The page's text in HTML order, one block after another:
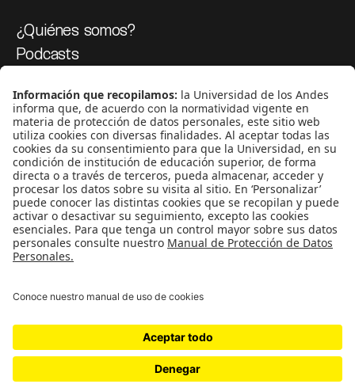
¿Quiénes somos?
Podcasts
Proyectos 070
SÍGUENOS
¿Quieres escribir en 070?